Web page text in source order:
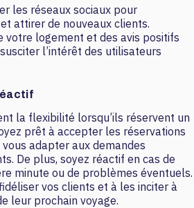
les réseaux sociaux pour
attirer de nouveaux clients.
votre logement et des avis positifs
l’intérêt des utilisateurs
la flexibilité lorsqu’ils réservent un
prêt à accepter les réservations
adapter aux demandes
De plus, soyez réactif en cas de
minute ou de problèmes éventuels.
vos clients et à les inciter à
leur prochain voyage.